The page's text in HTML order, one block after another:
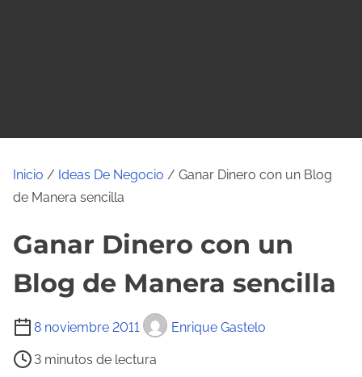
Inicio / Ideas De Negocio / Ganar Dinero con un Blog
de Manera sencilla
Ganar Dinero con un
Blog de Manera sencilla
8 noviembre 2011 Enrique Gastelo
T
e
3 minutos de lectura